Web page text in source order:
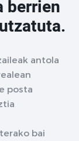
berrien
antola
posta
bai